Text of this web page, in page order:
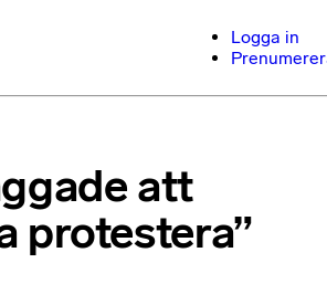
Logga in
att
protestera”